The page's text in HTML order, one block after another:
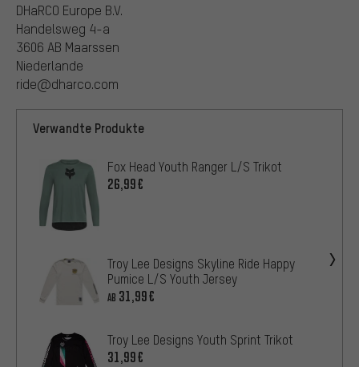
DHaRCO Europe B.V.
Handelsweg 4-a
3606 AB Maarssen
Niederlande
ride@dharco.com
Verwandte Produkte
Fox Head Youth Ranger L/S Trikot
26,99€
Troy Lee Designs Skyline Ride Happy
Pumice L/S Youth Jersey
AB 31,99€
Troy Lee Designs Youth Sprint Trikot
31,99€